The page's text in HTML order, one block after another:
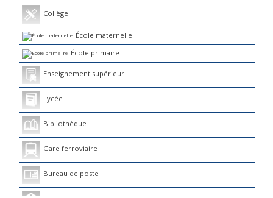
Collège
École maternelle
École primaire
Enseignement supérieur
Lycée
Bibliothèque
Gare ferroviaire
Bureau de poste